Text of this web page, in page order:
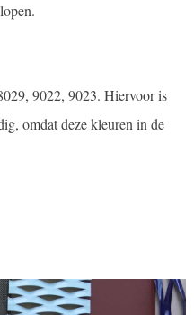
9022, 9023. Hiervoor is
omdat deze kleuren in de